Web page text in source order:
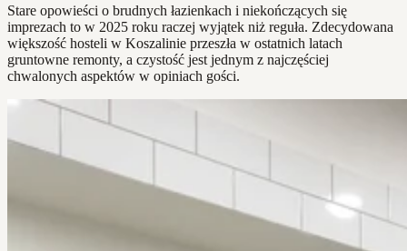
Stare opowieści o brudnych łazienkach i niekończących się
imprezach to w 2025 roku raczej wyjątek niż reguła. Zdecydowana
większość hosteli w Koszalinie przeszła w ostatnich latach
gruntowne remonty, a czystość jest jednym z najczęściej
chwalonych aspektów w opiniach gości.